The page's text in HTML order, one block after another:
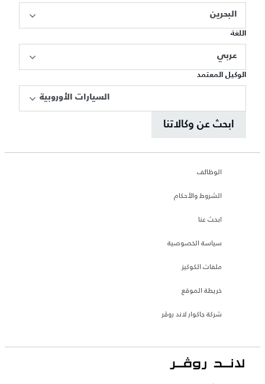
البحرين
اللغة
عربي
الوكيل المعتمد
السيارات الأوروبية
ابحث عن وكالاتنا
الوظائف
الشروط والأحكام
ابحث عنا
سياسة الخصوصية
ملفات الكوكيز
خريطة الموقع
شركة جاكوار لاند روڤر